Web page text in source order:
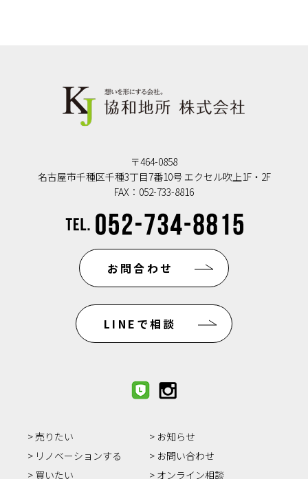
〒464-0858
名古屋市千種区千種3丁目7番10号 エクセル吹上1F・2F
FAX：052-733-8816
お問合わせ
LINEで相談
売りたい
リノベーションする
買いたい
お知らせ
お問い合わせ
オンライン相談